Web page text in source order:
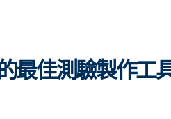
最佳測驗製作工